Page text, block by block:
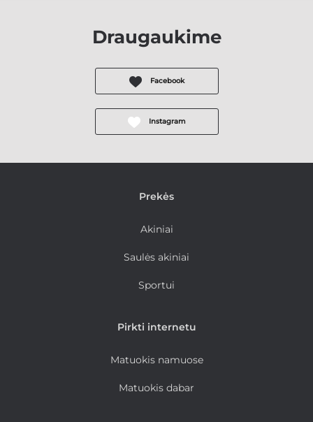
Draugaukime
Facebook
Instagram
Prekės
Akiniai
Saulės akiniai
Sportui
Pirkti internetu
Matuokis namuose
Matuokis dabar